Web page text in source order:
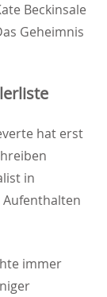
Beckinsale
Geheimnis
hat erst
in
immer